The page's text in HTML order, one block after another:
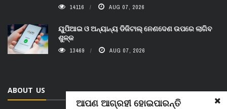
ଆପଣ ଆଗ୍ରହୀ ହୋଇପାରନ୍ତି
14116 AUG 07, 2026
ୟୁପିଆଇ ଓ ଅନ୍ୟାନ୍ୟ ଡିଜିଟାଲ୍ ନେଣଦେଣ ଉପରେ ଲାଗିବ
ଶୁଳ୍କ
13469 AUG 07, 2026
ABOUT US